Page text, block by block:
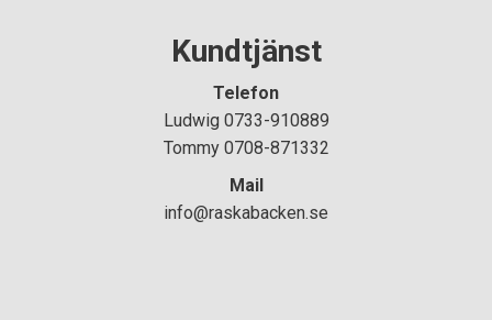
Kundtjänst
Telefon
Ludwig 0733-910889
Tommy 0708-871332
Mail
info@raskabacken.se